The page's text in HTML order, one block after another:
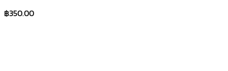
฿350.00